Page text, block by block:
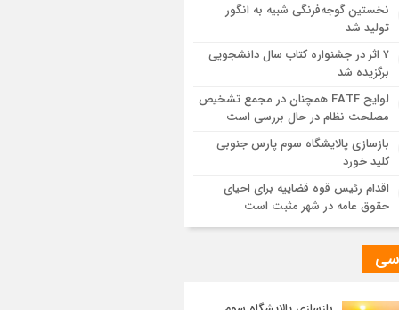
اجرایی پروژه تصفیه پساب شهری؛
تبریز در مسیر تحقق صنعت سبز
مزیت قیمتی CNG؛ سوختی پاک برای کاهش
خانوار و واردات بنزین
نخستین گوجه‌فرنگی شبیه به انگور
تولید شد
۷ اثر در جشنواره کتاب سال دانشجویی
برگزیده شد
لوایح FATF همچنان در مجمع تشخیص
مصلحت نظام در حال بررسی است
بازسازی پالایشگاه سوم پارس جنوبی
کلید خورد
اقدام رئیس قوه قضاییه برای احیای
حقوق عامه در شهر مثبت است